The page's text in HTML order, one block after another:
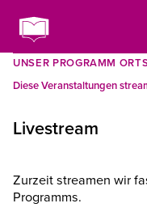
UNSER PROGRAMM
Diese Veranstaltungen
Livestream
Zurzeit streamen wir
Programms.